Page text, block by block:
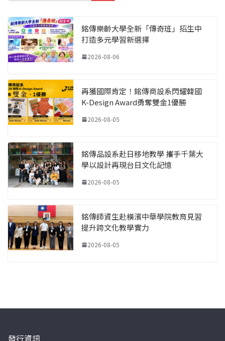
銘傳樂齡大學全新「傳奇班」招生中
打造多元學習新選擇
2026-08-06
再獲國際肯定！銘傳商設系閃耀韓國
K-Design Award勇奪雙金1優勝
2026-08-05
銘傳品設系赴日移地教學 攜手千葉大
學以設計再現台日文化記憶
2026-08-05
銘傳師資生赴橫濱中華學院教育見習
提升跨文化教學實力
2026-08-05